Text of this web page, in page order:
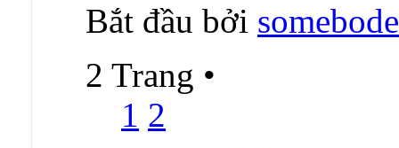
Bắt đầu bởi
2 Trang •
1 2